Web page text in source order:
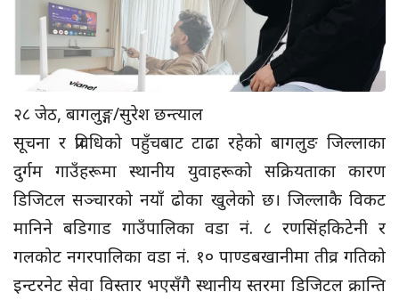
२८ जेठ, बागलुङ्ग/सुरेश छन्त्याल
सूचना र प्रविधिको पहुँचबाट टाढा रहेको बागलुङ जिल्लाका
दुर्गम गाउँहरूमा स्थानीय युवाहरूको सक्रियताका कारण
डिजिटल सञ्चारको नयाँ ढोका खुलेको छ। जिल्लाकै विकट
मानिने बडिगाड गाउँपालिका वडा नं. ८ रणसिंहकिटेनी र
गलकोट नगरपालिका वडा नं. १० पाण्डबखानीमा तीव्र गतिको
इन्टरनेट सेवा विस्तार भएसँगै स्थानीय स्तरमा डिजिटल क्रान्ति